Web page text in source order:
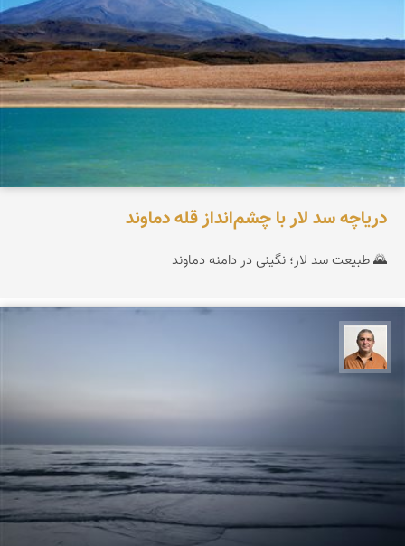
دریاچه سد لار با چشم‌انداز قله دماوند
🌄 طبیعت سد لار؛ نگینی در دامنه دماوند